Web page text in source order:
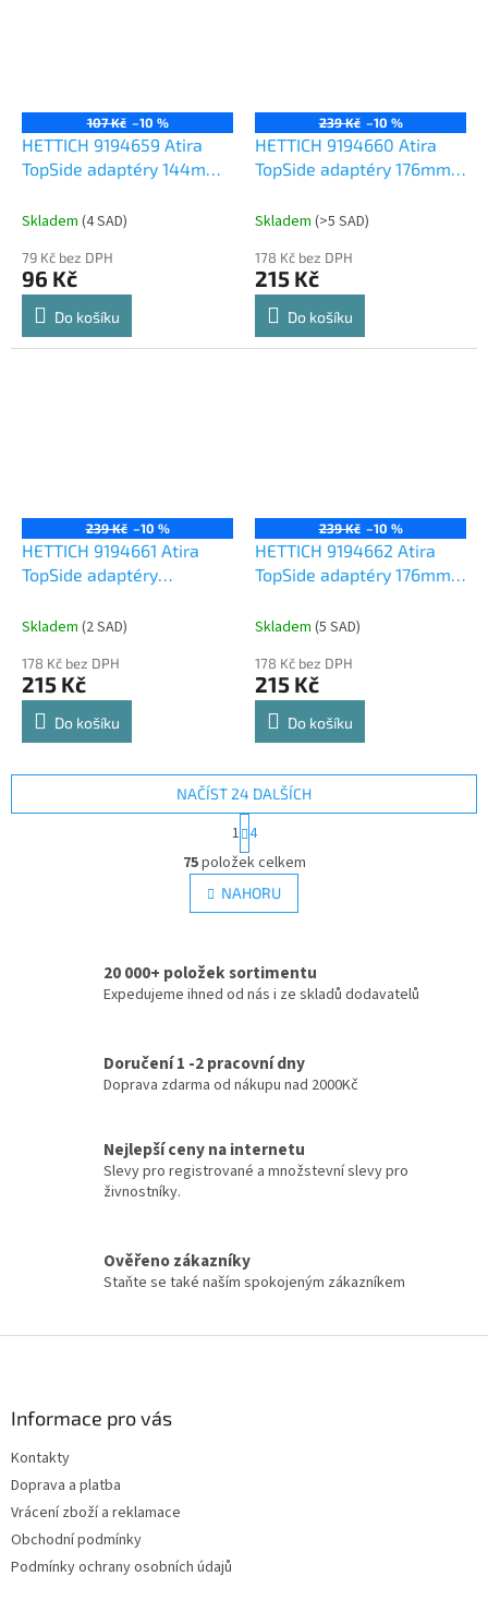
107 Kč –10 %
HETTICH 9194659 Atira
TopSide adaptéry 144mm
Skladem (4 SAD)
79 Kč bez DPH
96 Kč
Do košíku
239 Kč –10 %
HETTICH 9194660 Atira
TopSide adaptéry 176mm
Skladem (>5 SAD)
178 Kč bez DPH
215 Kč
Do košíku
239 Kč –10 %
HETTICH 9194661 Atira
TopSide adaptéry
Skladem (2 SAD)
178 Kč bez DPH
215 Kč
Do košíku
239 Kč –10 %
HETTICH 9194662 Atira
TopSide adaptéry 176mm
Skladem (5 SAD)
178 Kč bez DPH
215 Kč
Do košíku
O
v
l
á
c
í
v
k
ý
p
i
NAČÍST 24 DALŠÍCH
t
r
á
n
k
á
n
1 4
75položek celkem
NAHORU
20 000+ položek sortimentu
Expedujeme ihned od nás i ze skladů dodavatelů
Doručení 1 -2 pracovní dny
Doprava zdarma od nákupu nad 2000Kč
Nejlepší ceny na internetu
Slevy pro registrované a množstevní slevy pro
živnostníky.
Ověřeno zákazníky
Staňte se také naším spokojeným zákazníkem
Informace pro vás
Kontakty
Doprava a platba
Vrácení zboží a reklamace
Obchodní podmínky
Podmínky ochrany osobních údajů